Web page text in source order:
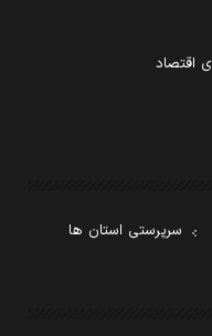
اقتصاد
سرپرستی استان ها